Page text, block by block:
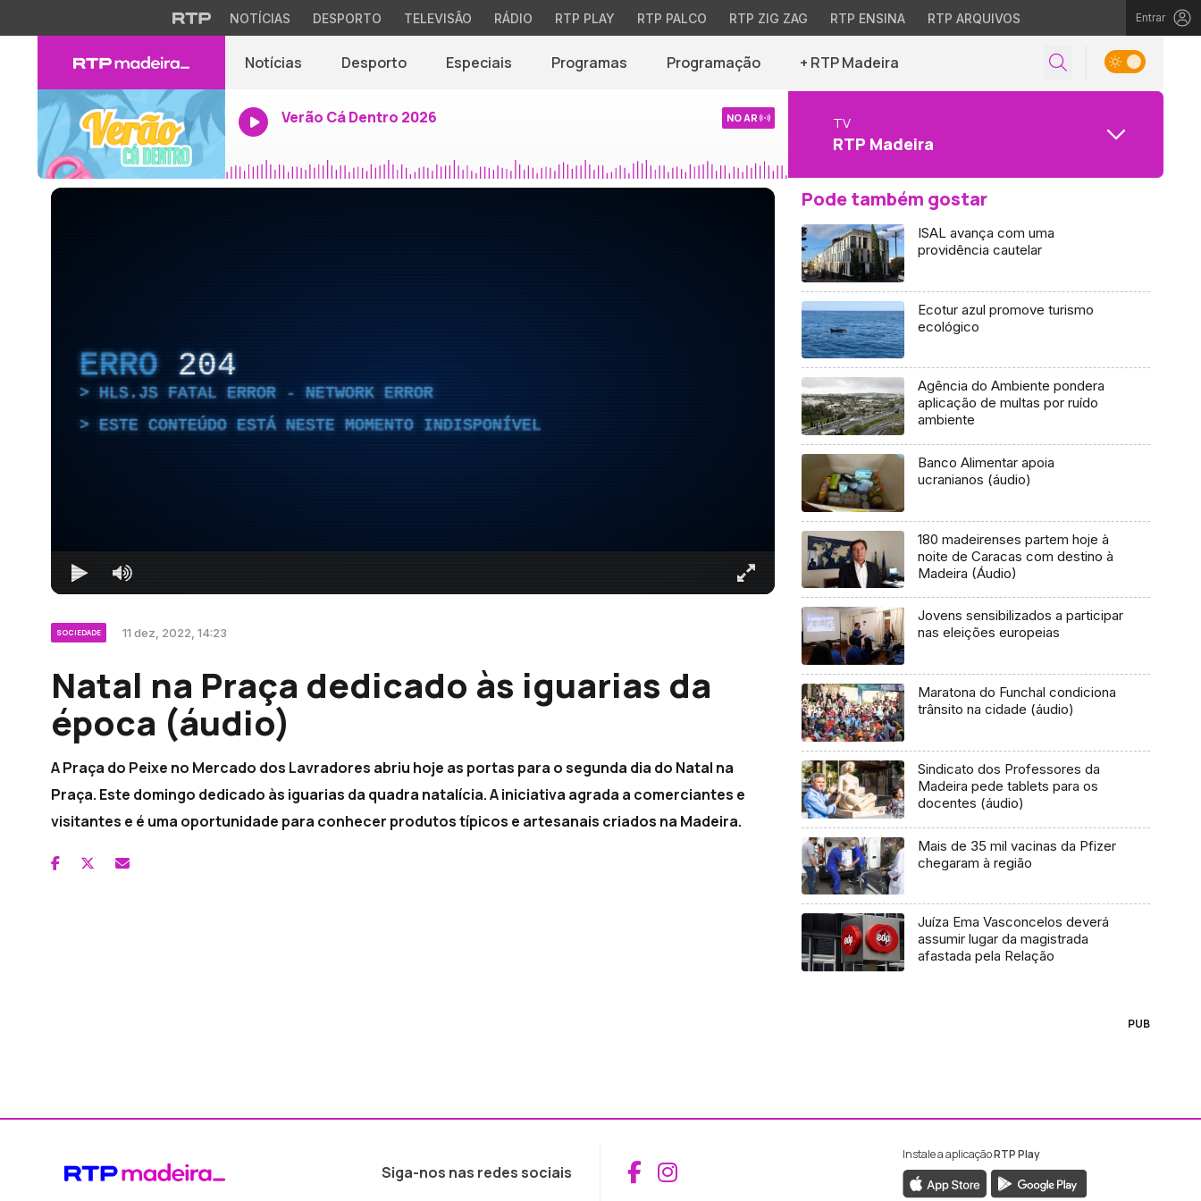
NOTÍCIAS DESPORTO TELEVISÃO RÁDIO RTP PLAY RTP PALCO RTP ZIG ZAG RTP ENSINA RTP ARQUIVOS Entrar
Notícias Desporto Especiais Programas Programação + RTP Madeira
Verão Cá Dentro 2026 NO AR TV
RTP Madeira
ERRO 204
HLS.JS FATAL ERROR - NETWORK ERROR
ESTE CONTEÚDO ESTÁ NESTE MOMENTO INDISPONÍVEL
SOCIEDADE 11 dez, 2022, 14:23
Natal na Praça dedicado às iguarias da
época (áudio)
A Praça do Peixe no Mercado dos Lavradores abriu hoje as portas para o segunda dia do Natal na
Praça. Este domingo dedicado às iguarias da quadra natalícia. A iniciativa agrada a comerciantes e
visitantes e é uma oportunidade para conhecer produtos típicos e artesanais criados na Madeira.
Pode também gostar
ISAL avança com uma
providência cautelar
Ecotur azul promove turismo
ecológico
Agência do Ambiente pondera
aplicação de multas por ruído
ambiente
Banco Alimentar apoia
ucranianos (áudio)
180 madeirenses partem hoje à
noite de Caracas com destino à
Madeira (Áudio)
Jovens sensibilizados a participar
nas eleições europeias
Maratona do Funchal condiciona
trânsito na cidade (áudio)
Sindicato dos Professores da
Madeira pede tablets para os
docentes (áudio)
Mais de 35 mil vacinas da Pfizer
chegaram à região
Juíza Ema Vasconcelos deverá
assumir lugar da magistrada
afastada pela Relação
PUB
Siga-nos nas redes sociais Aceder ao Facebook da RTP Madeira
Aceder ao Instagram da RTP Madeira
Instale a aplicaçãoRTP Play